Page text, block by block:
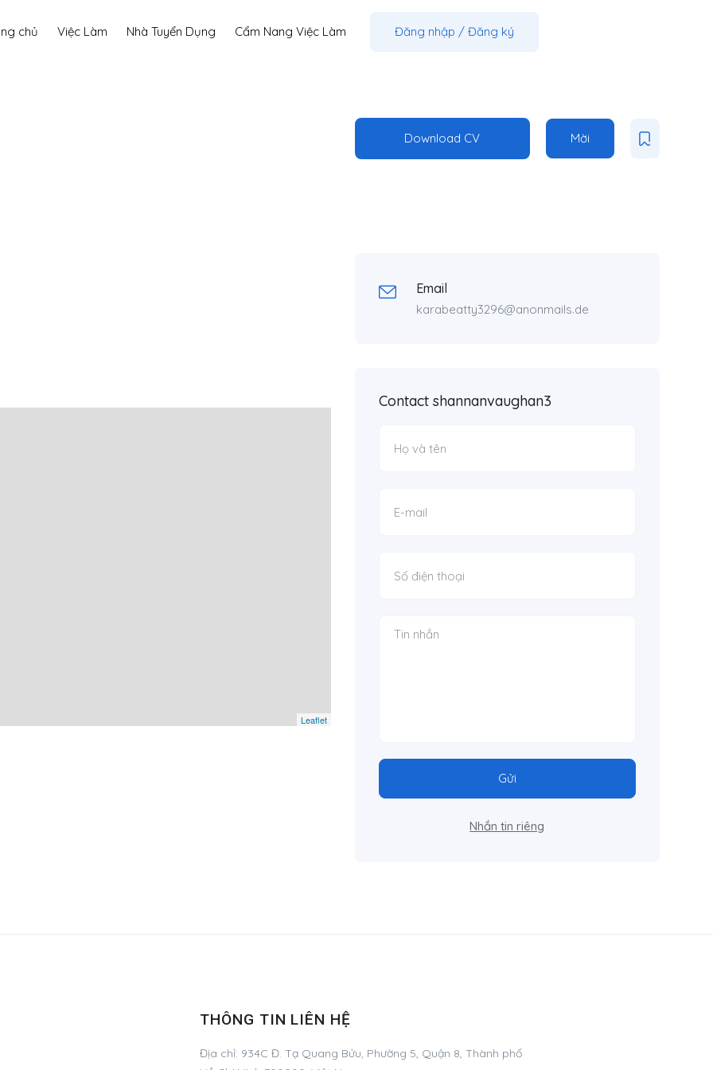
chủ Việc Làm Nhà Tuyển Dụng Cẩm Nang Việc Làm Đăng nhập / Đăng ký
Download CV Mời
Leaflet
Email
karabeatty3296@anonmails.de
Contact shannanvaughan3
Gửi
Nhắn tin riêng
THÔNG TIN LIÊN HỆ
Địa chỉ: 934C Đ. Tạ Quang Bửu, Phường 5, Quận 8, Thành phố